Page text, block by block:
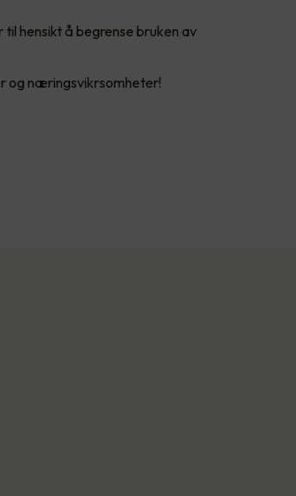
til hensikt å begrense bruken av
og næringsvikrsomheter!